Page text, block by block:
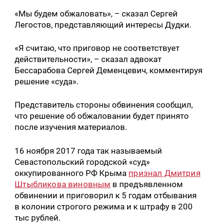
«Мы будем обжаловать», – сказал Сергей
Легостов, представляющий интересы Дудки.
«Я считаю, что приговор не соответствует
действительности», – сказал адвокат
Бессарабова Сергей Деменцевич, комментируя
решение «суда».
Представитель стороны обвинения сообщил,
что решение об обжаловании будет принято
после изучения материалов.
16 ноября 2017 года так называемый
Севастопольский городской «суд»
оккупированного РФ Крыма признал Дмитрия
Штыбликова виновным в предъявленном
обвинении и приговорил к 5 годам отбывания
в колонии строгого режима и к штрафу в 200
тыс рублей.